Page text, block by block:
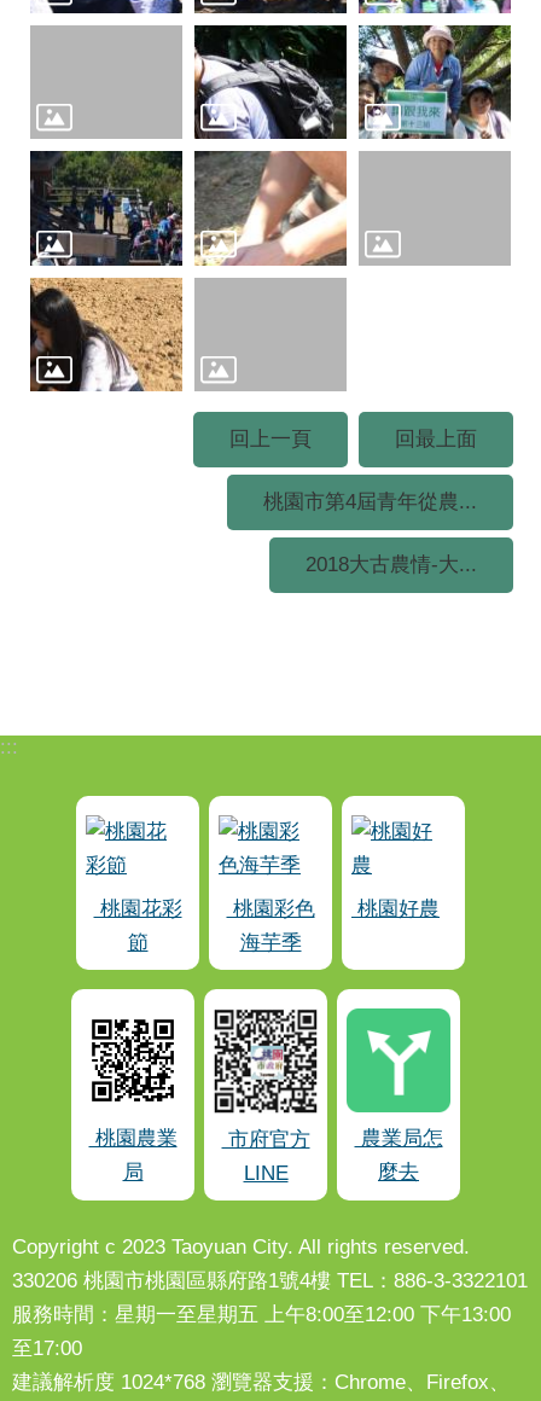
回上一頁 回最上面
桃園市第4屆青年從農...
2018大古農情-大...
:::
桃園花彩
節
桃園彩色
海芋季
桃園好農
桃園農業
局
市府官方
LINE
農業局怎
麼去
Copyright c 2023 Taoyuan City. All rights reserved.
330206 桃園市桃園區縣府路1號4樓 TEL：886-3-3322101
服務時間：星期一至星期五 上午8:00至12:00 下午13:00
至17:00
建議解析度 1024*768 瀏覽器支援：Chrome、Firefox、